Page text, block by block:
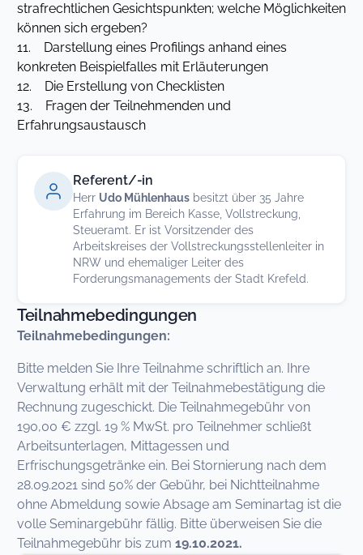
strafrechtlichen Gesichtspunkten; welche Möglichkeiten
können sich ergeben?
11. Darstellung eines Profilings anhand eines
konkreten Beispielfalles mit Erläuterungen
12. Die Erstellung von Checklisten
13. Fragen der Teilnehmenden und
Erfahrungsaustausch
Referent/-in
Herr Udo Mühlenhaus besitzt über 35 Jahre
Erfahrung im Bereich Kasse, Vollstreckung,
Steueramt. Er ist Vorsitzender des
Arbeitskreises der Vollstreckungsstellenleiter in
NRW und ehemaliger Leiter des
Forderungsmanagements der Stadt Krefeld.
Teilnahmebedingungen
Teilnahmebedingungen:
Bitte melden Sie Ihre Teilnahme schriftlich an. Ihre
Verwaltung erhält mit der Teilnahmebestätigung die
Rechnung zugeschickt. Die Teilnahmegebühr von
190,00 € zzgl. 19 % MwSt. pro Teilnehmer schließt
Arbeitsunterlagen, Mittagessen und
Erfrischungsgetränke ein. Bei Stornierung nach dem
28.09.2021 sind 50% der Gebühr, bei Nichtteilnahme
ohne Abmeldung sowie Absage am Seminartag ist die
volle Seminargebühr fällig. Bitte überweisen Sie die
Teilnahmegebühr bis zum 19.10.2021.